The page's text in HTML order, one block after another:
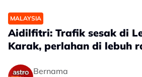
MALAYSIA
Aidilfitri: Trafik sesak di
Karak, perlahan di lebuh
Bernama